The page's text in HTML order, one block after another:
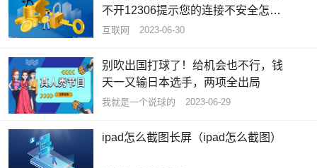
不开12306提示您的连接不安全怎么
办
互联网 2023-06-30
别吹出国打球了！给机会也不行，钱
天一又输日本选手，两项全出局
我就是一个说球的 2023-06-29
ipad怎么截图长屏（ipad怎么截图）